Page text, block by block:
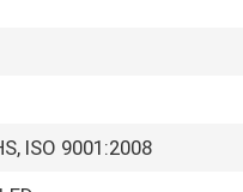
ISO 9001:2008